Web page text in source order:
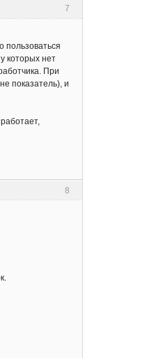
7
пользоваться
которых нет
При
показатель), и
8